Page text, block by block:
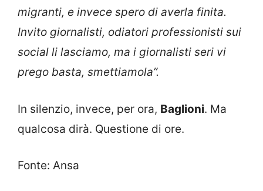
migranti, e invece spero di averla finita.
Invito giornalisti, odiatori professionisti sui
social li lasciamo, ma i giornalisti seri vi
prego basta, smettiamola”.
In silenzio, invece, per ora, Baglioni. Ma
qualcosa dirà. Questione di ore.
Fonte: Ansa